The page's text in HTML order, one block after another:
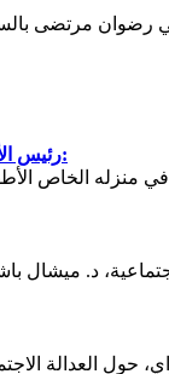
رضوان مرتضى
رئيس الأوروغواي قدوة للحكام العرب:
منزله الخاص
د. ميشال